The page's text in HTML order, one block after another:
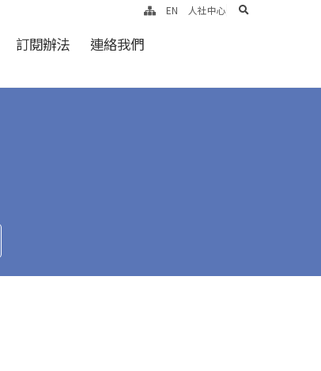
訂閱辦法 連絡我們
EN 人社中心 search